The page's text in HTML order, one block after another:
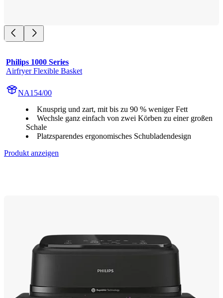
Philips 1000 Series
Airfryer Flexible Basket
NA154/00
Knusprig und zart, mit bis zu 90 % weniger Fett
Wechsle ganz einfach von zwei Körben zu einer großen
Schale
Platzsparendes ergonomisches Schubladendesign
Produkt anzeigen